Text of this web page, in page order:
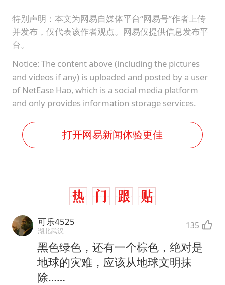
特别声明：本文为网易自媒体平台“网易号”作者上传
并发布，仅代表该作者观点。网易仅提供信息发布平
台。
Notice: The content above (including the pictures
and videos if any) is uploaded and posted by a user
of NetEase Hao, which is a social media platform
and only provides information storage services.
打开网易新闻体验更佳
可乐4525
湖北武汉 135
黑色绿色，还有一个棕色，绝对是
地球的灾难，应该从地球文明抹
除……